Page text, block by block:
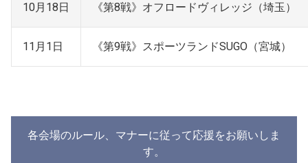
10月18日 《第8戦》オフロードヴィレッジ（埼玉）
11月1日 《第9戦》スポーツランドSUGO（宮城）
各会場のルール、マナーに従って応援をお願いしま
す。